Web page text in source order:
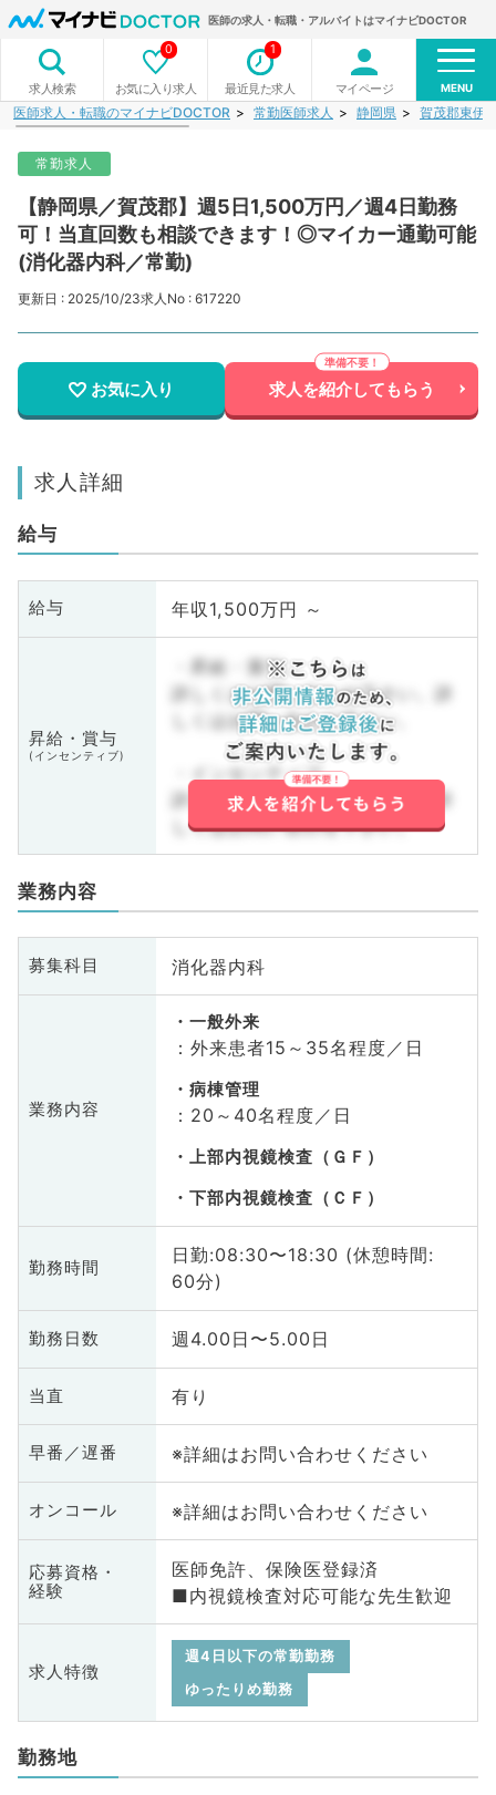
医師の求人・転職・アルバイトはマイナビDOCTOR
求人検索 お気に入り求人
0
最近見た求人
1
マイページ MENU
医師求人・転職のマイナビDOCTOR 常勤医師求人 静岡県 賀茂郡東伊
常勤求人
【静岡県／賀茂郡】週5日1,500万円／週4日勤務
可！当直回数も相談できます！◎マイカー通勤可能
(消化器内科／常勤)
更新日 : 2025/10/23求人No : 617220
お気に入り 求人を紹介してもらう
求人詳細
給与
給与 年収1,500万円 ～
昇給・賞与
(インセンティブ)
・昇給・賞与
詳しくはお問い合わせ下さい。詳
しくはお問い合わせ下さい。
・インセンティブ
詳しくはお問い合わせ下さい。詳
しくはお問い合わせ下さい。
業務内容
募集科目 消化器内科
業務内容
一般外来
：外来患者15～35名程度／日
病棟管理
：20～40名程度／日
上部内視鏡検査（ＧＦ）
下部内視鏡検査（ＣＦ）
勤務時間
日勤:08:30〜18:30 (休憩時間:
60分)
勤務日数 週4.00日〜5.00日
当直 有り
早番／遅番 ※詳細はお問い合わせください
オンコール ※詳細はお問い合わせください
応募資格・
経験
医師免許、保険医登録済
■内視鏡検査対応可能な先生歓迎
求人特徴
週4日以下の常勤勤務
ゆったりめ勤務
勤務地